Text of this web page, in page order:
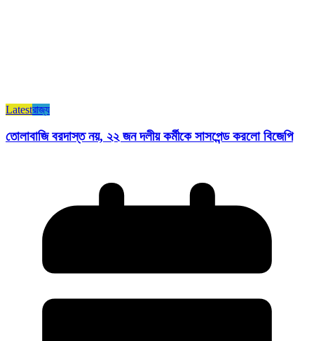
Latestরাজ্য​
তোলাবাজি বরদাস্ত নয়, ২২ জন দলীয় কর্মীকে সাসপেন্ড করলো বিজেপি